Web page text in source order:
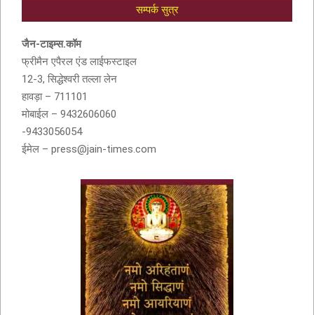
आदरणीय सुशीला देवी बांठिया (SUSHILA DEVI
नवकार मंत्र में णमो अरिहंताणं
सम्पर्क सुत्र
जैन-टाइम्स.कॉम
फ्रीमैन एपैरल एंड लाईफस्टाइल
12-3, सिद्धेश्वरी तल्ला लेन
हावड़ा – 711101
मोबाईल – 9432606060
-9433056054
ईमेल – press@jain-times.com